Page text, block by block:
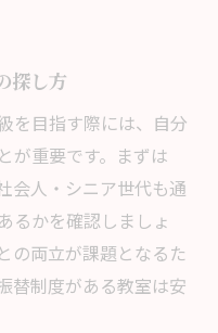
が評価する指導体
される上級者サポ
談から見る最新事
室人気ポイント
う選ぶべきか
探し方
を目指す際には、自分
が重要です。まずは
会人・シニア世代も通
るかを確認しましょ
の両立が課題となるた
替制度がある教室は安